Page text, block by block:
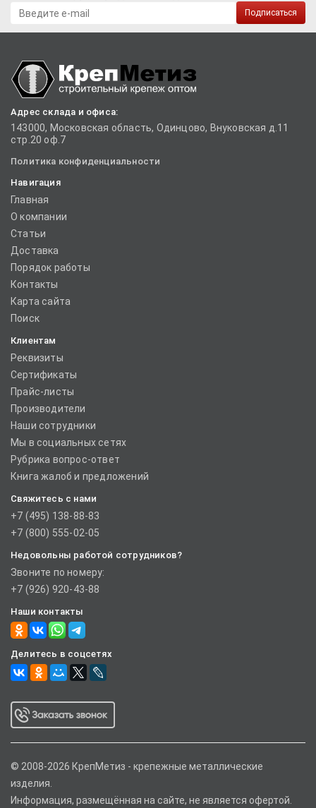
Подписаться
Адрес склада и офиса:
143000, Московская область, Одинцово, Внуковская д.11
стр.20 оф.7
Политика конфиденциальности
Навигация
Главная
О компании
Статьи
Доставка
Порядок работы
Контакты
Карта сайта
Поиск
Клиентам
Реквизиты
Сертификаты
Прайс-листы
Производители
Наши сотрудники
Мы в социальных сетях
Рубрика вопрос-ответ
Книга жалоб и предложений
Свяжитесь с нами
+7 (495) 138-88-83
+7 (800) 555-02-05
Недовольны работой сотрудников?
Звоните по номеру:
+7 (926) 920-43-88
Наши контакты
Делитесь в соцсетях
© 2008-2026 КрепМетиз - крепежные металлические
изделия.
Информация, размещённая на сайте, не является офертой.